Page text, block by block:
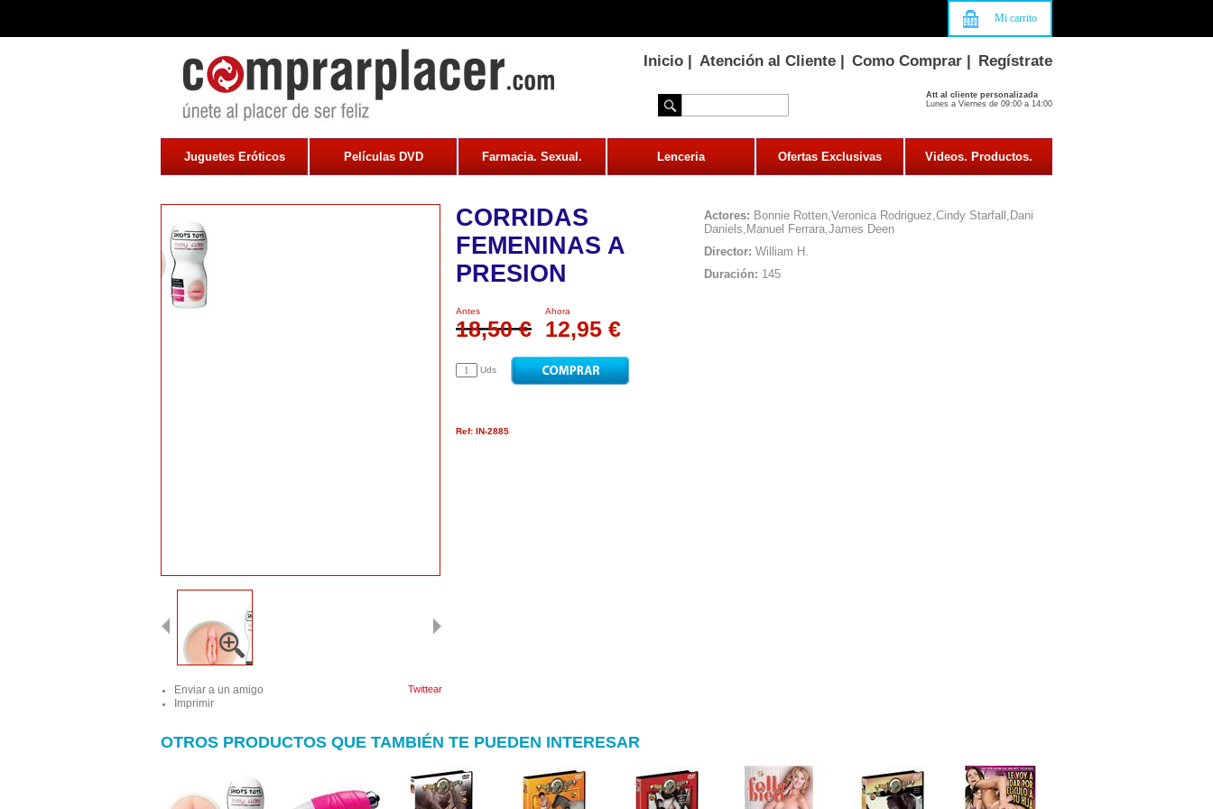
Mi carrito
Inicio | Atención al Cliente | Como Comprar | Regístrate
Att al cliente personalizada
Lunes a Viernes de 09:00 a 14:00
Juguetes Eróticos Películas DVD Farmacia. Sexual. Lenceria Ofertas Exclusivas Videos. Productos.
Enviar a un amigo
Imprimir
Twittear
CORRIDAS
FEMENINAS A
PRESION
Antes
18,50 €
Ahora
12,95 €
Uds
Actores: Bonnie Rotten,Veronica Rodriguez,Cindy Starfall,Dani
Daniels,Manuel Ferrara,James Deen
Director: William H.
Duración: 145
Ref: IN-2885
OTROS PRODUCTOS QUE TAMBIÉN TE PUEDEN INTERESAR